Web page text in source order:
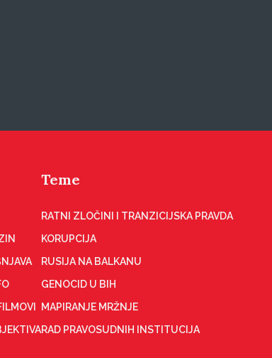
Teme
RATNI ZLOČINI I TRANZICIJSKA PRAVDA
KORUPCIJA
RUSIJA NA BALKANU
GENOCID U BIH
MAPIRANJE MRŽNJE
RAD PRAVOSUDNIH INSTITUCIJA